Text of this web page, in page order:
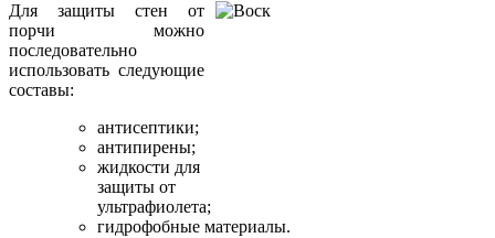
Для защиты стен от
порчи можно
последовательно
использовать следующие
составы:
антисептики;
антипирены;
жидкости для
защиты от
ультрафиолета;
гидрофобные материалы.